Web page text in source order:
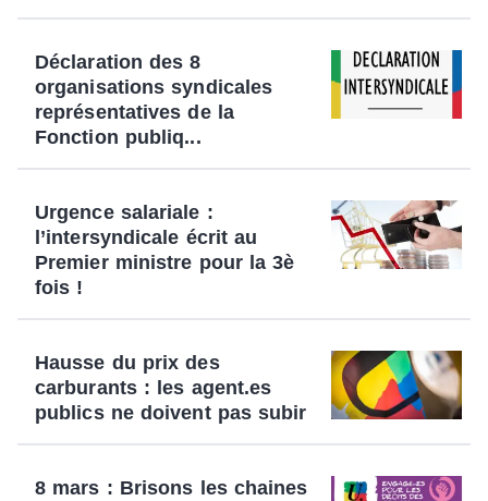
Déclaration des 8
organisations syndicales
représentatives de la
Fonction publiq...
Urgence salariale :
l’intersyndicale écrit au
Premier ministre pour la 3è
fois !
Hausse du prix des
carburants : les agent.es
publics ne doivent pas subir
8 mars : Brisons les chaines